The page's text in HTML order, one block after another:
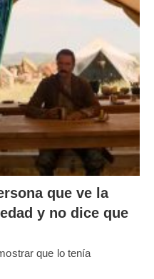
que ve la
y no dice que
que lo tenía